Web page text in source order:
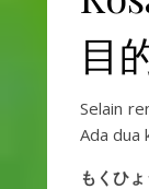
目
Selain
Ada dua
もくひ